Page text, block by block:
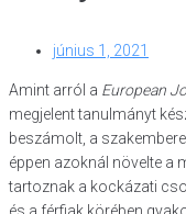
június 1, 2021
Amint arról a European
megjelent tanulmányt
beszámolt, a
éppen azoknál növelte a
tartoznak a kockázati